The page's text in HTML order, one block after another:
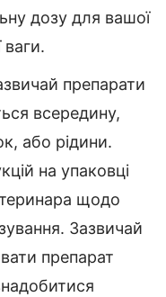
дозу для вашої
ваги.
препарати
всередину,
або рідини.
на упаковці
щодо
Зазвичай
препарат